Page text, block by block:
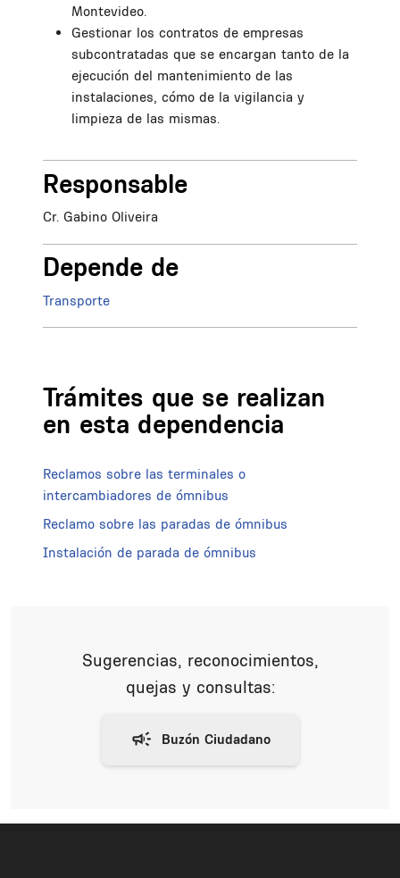
Montevideo.
Gestionar los contratos de empresas
subcontratadas que se encargan tanto de la
ejecución del mantenimiento de las
instalaciones, cómo de la vigilancia y
limpieza de las mismas.
Responsable
Cr. Gabino Oliveira
Depende de
Transporte
Trámites que se realizan
en esta dependencia
Reclamos sobre las terminales o
intercambiadores de ómnibus
Reclamo sobre las paradas de ómnibus
Instalación de parada de ómnibus
Sugerencias, reconocimientos,
quejas y consultas: